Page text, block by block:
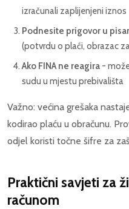
izračunali zaplijenjeni iznos
Podnesite prigovor u
(potvrdu o plaći, obrazac
Ako FINA ne reagira -
sudu u mjestu prebivališta
Važno: većina grešaka
kodirao plaću u obračunu.
odjel koristi točne šifre za
Praktični savjeti za
računom